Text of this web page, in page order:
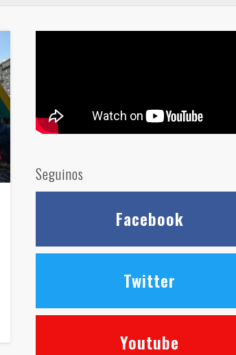
Seguinos
Facebook
Twitter
Youtube